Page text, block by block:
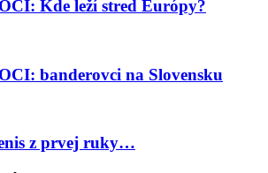
Kde leží stred Európy?
banderovci na Slovensku
z prvej ruky…